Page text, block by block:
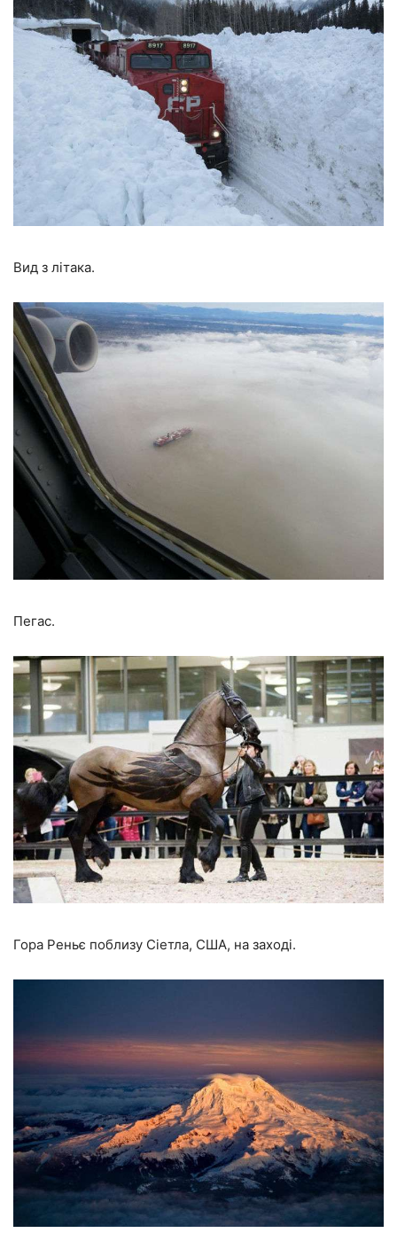
Вид з літака.
Пегас.
Гора Реньє поблизу Сіетла, США, на заході.